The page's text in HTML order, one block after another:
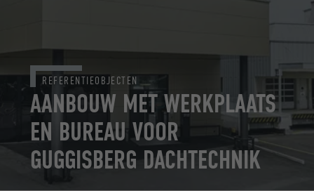
AANBOUW MET WERKPLAATS
EN BUREAU VOOR
GUGGISBERG DACHTECHNIK
REFERENTIEOBJECTEN